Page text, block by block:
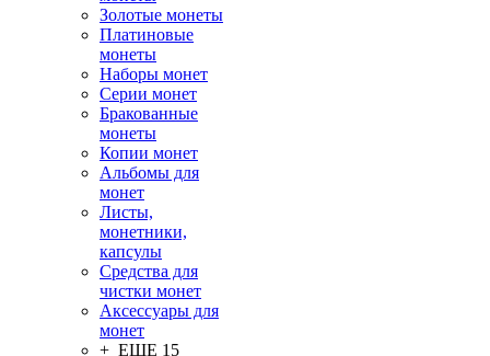
Золотые монеты
Платиновые
монеты
Наборы монет
Серии монет
Бракованные
монеты
Копии монет
Альбомы для
монет
Листы,
монетники,
капсулы
Средства для
чистки монет
Аксессуары для
монет
+ ЕЩЕ 15